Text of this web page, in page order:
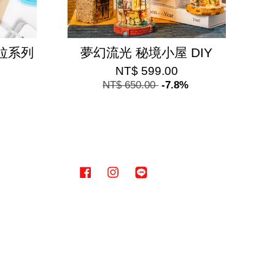
系列 夢幻流光 秘境小屋 DIY
NT$ 599.00
NT$ 650.00 -7.8%
FacebookInstagram